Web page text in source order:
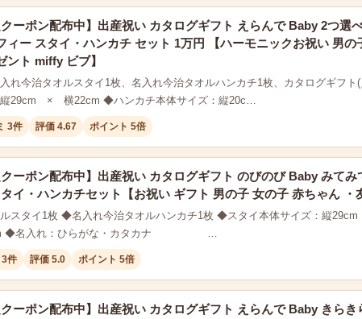
クーポン配布中】出産祝い カタログギフト えらんで Baby 2つ選
ィー スタイ・ハンカチ セット 1万円 【ハーモニックお祝い 男の
ント miffy ビブ】
入れ今治タオルスタイ1枚、名入れ今治タオルハンカチ1枚、カタログギフ
縦29cm × 横22cm ◆ハンカチ本体サイズ：縦20c…
3件 評価 4.67 ポイント 5倍
クーポン配布中】出産祝い カタログギフト のびのび Baby みて
イ・ハンカチセット【お祝い ギフト 男の子 女の子 赤ちゃん ・
スタイ1枚 ◆名入れ今治タオルハンカチ1枚 ◆スタイ本体サイズ：縦29cm
◆名入れ：ひらがな・カタカナ …
3件 評価 5.0 ポイント 5倍
クーポン配布中】出産祝い カタログギフト えらんで Baby きら